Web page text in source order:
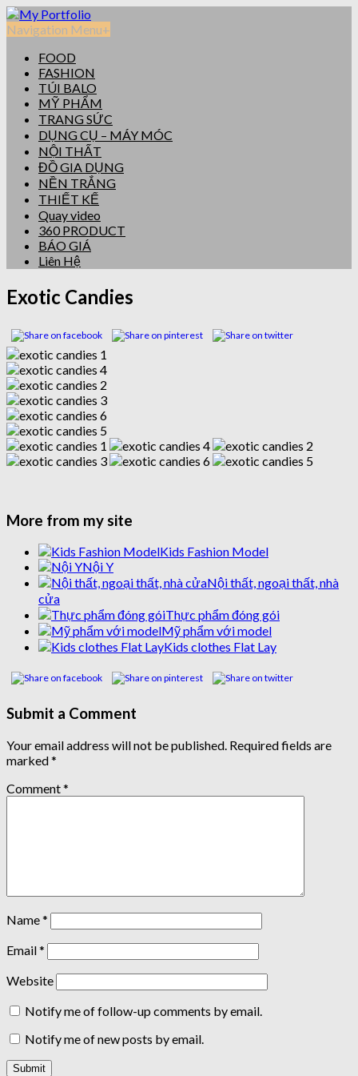
Navigation Menu+
FOOD
FASHION
TÚI BALO
MỸ PHẨM
TRANG SỨC
DỤNG CỤ – MÁY MÓC
NỘI THẤT
ĐỒ GIA DỤNG
NỀN TRẮNG
THIẾT KẾ
Quay video
360 PRODUCT
BÁO GIÁ
Liên Hệ
Exotic Candies
More from my site
Kids Fashion Model
Nội Y
Nội thất, ngoại thất, nhà
cửa
Thực phẩm đóng gói
Mỹ phẩm với model
Kids clothes Flat Lay
Submit a Comment
Your email address will not be published. Required fields are
marked*
Comment*
Name*
Email*
Website
Notify me of follow-up comments by email.
Notify me of new posts by email.